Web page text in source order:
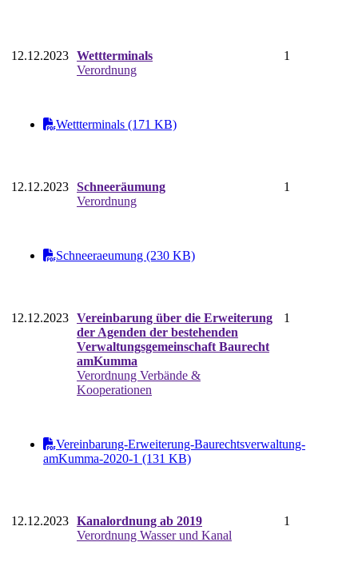
12.12.2023 Wettterminals
Verordnung
1
Wettterminals (171 KB)
12.12.2023 Schneeräumung
Verordnung
1
Schneeraeumung (230 KB)
12.12.2023 Vereinbarung über die Erweiterung
der Agenden der bestehenden
Verwaltungsgemeinschaft Baurecht
amKumma
Verordnung Verbände &
Kooperationen
1
Vereinbarung-Erweiterung-Baurechtsverwaltung-
amKumma-2020-1 (131 KB)
12.12.2023 Kanalordnung ab 2019
Verordnung Wasser und Kanal
1